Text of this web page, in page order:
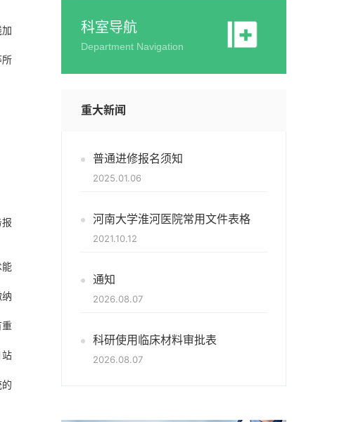
所
重
科室导航
Department Navigation
重大新闻
普通进修报名须知
2025.01.06
河南大学淮河医院常用文件表格
2021.10.12
通知
2026.08.07
科研使用临床材料审批表
2026.08.07